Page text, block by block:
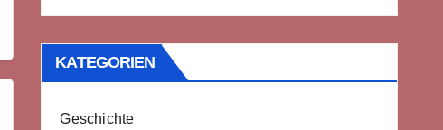
KATEGORIEN
Geschichte